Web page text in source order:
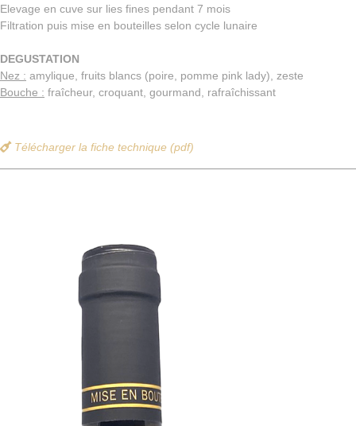
Elevage en cuve sur lies fines pendant 7 mois
Filtration puis mise en bouteilles selon cycle lunaire
DEGUSTATION
Nez : amylique, fruits blancs (poire, pomme pink lady), zeste
Bouche : fraîcheur, croquant, gourmand, rafraîchissant
Télécharger la fiche technique (pdf)